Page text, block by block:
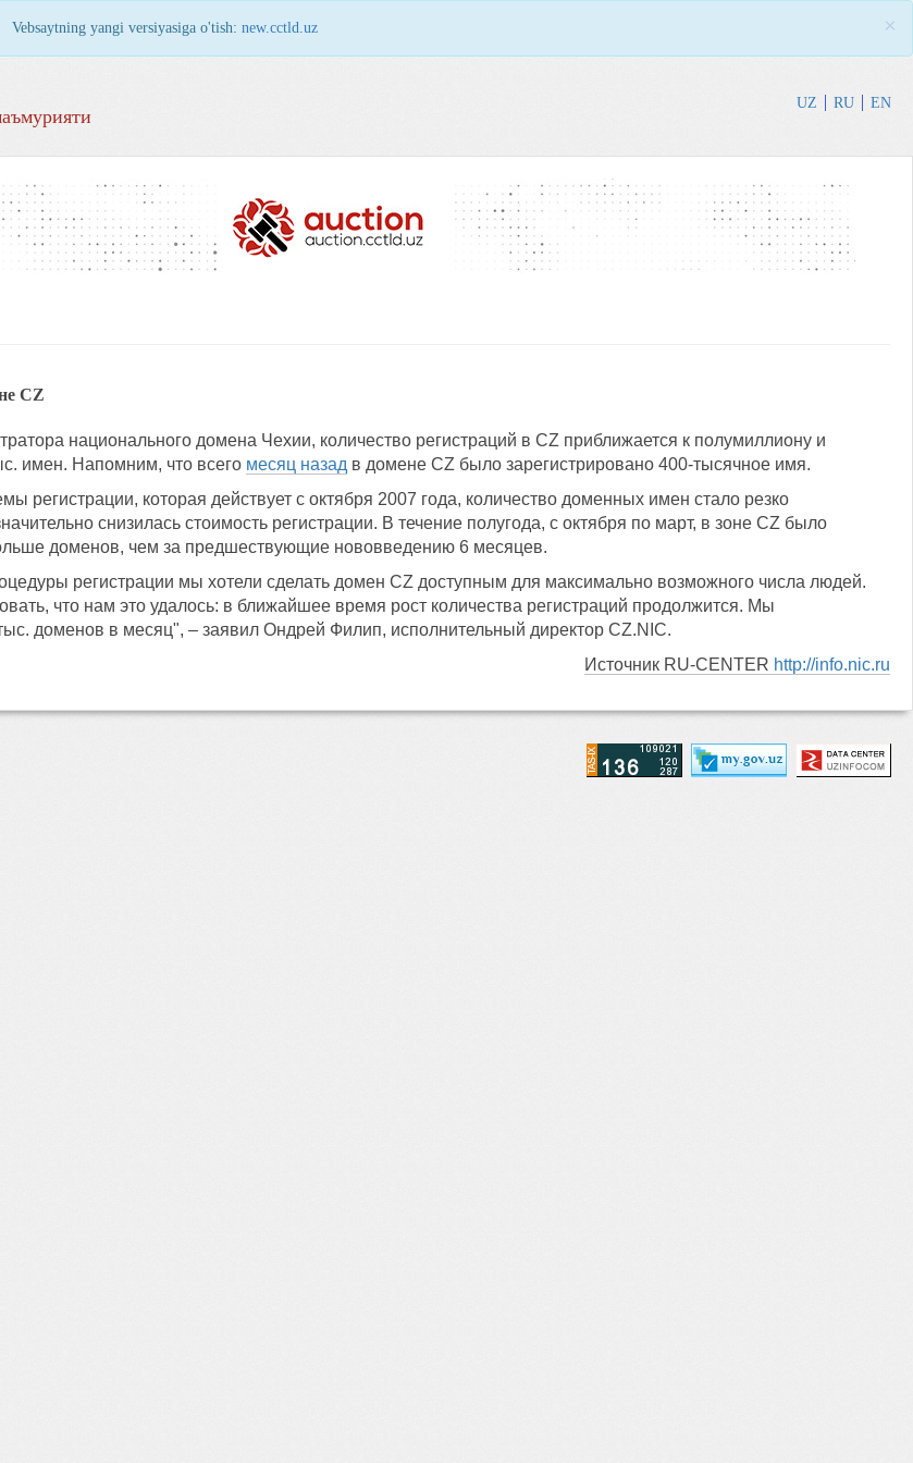
Vebsaytning yangi versiyasiga o'tish: new.cctld.uz ×
UZ RU EN
CZ
национального домена Чехии, количество регистраций в CZ приближается к полумиллиону и
имен. Напомним, что всего месяц назад в домене CZ было зарегистрировано 400-тысячное имя.
регистрации, которая действует с октября 2007 года, количество доменных имен стало резко
снизилась стоимость регистрации. В течение полугода, с октября по март, в зоне CZ было
доменов, чем за предшествующие нововведению 6 месяцев.
регистрации мы хотели сделать домен CZ доступным для максимально возможного числа людей.
что нам это удалось: в ближайшее время рост количества регистраций продолжится. Мы
доменов в месяц", – заявил Ондрей Филип, исполнительный директор CZ.NIC.
Источник RU-CENTER http://info.nic.ru